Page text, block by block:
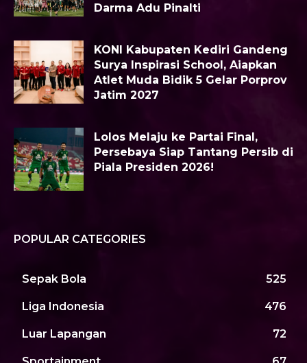
Darma Adu Pinalti
KONI Kabupaten Kediri Gandeng
Surya Inspirasi School, Aiapkan
Atlet Muda Bidik 5 Gelar Porprov
Jatim 2027
Lolos Melaju ke Partai Final,
Persebaya Siap Tantang Persib di
Piala Presiden 2026!
POPULAR CATEGORIES
Sepak Bola 525
Liga Indonesia 476
Luar Lapangan 72